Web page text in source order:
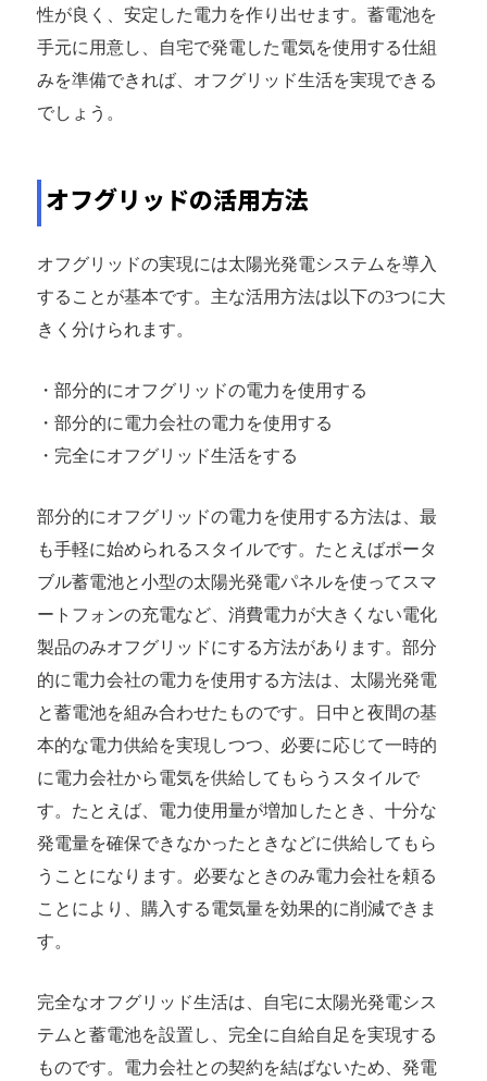
性が良く、安定した電力を作り出せます。蓄電池を
手元に用意し、自宅で発電した電気を使用する仕組
みを準備できれば、オフグリッド生活を実現できる
でしょう。
オフグリッドの活用方法
オフグリッドの実現には太陽光発電システムを導入
することが基本です。主な活用方法は以下の3つに大
きく分けられます。
・部分的にオフグリッドの電力を使用する
・部分的に電力会社の電力を使用する
・完全にオフグリッド生活をする
部分的にオフグリッドの電力を使用する方法は、最
も手軽に始められるスタイルです。たとえばポータ
ブル蓄電池と小型の太陽光発電パネルを使ってスマ
ートフォンの充電など、消費電力が大きくない電化
製品のみオフグリッドにする方法があります。部分
的に電力会社の電力を使用する方法は、太陽光発電
と蓄電池を組み合わせたものです。日中と夜間の基
本的な電力供給を実現しつつ、必要に応じて一時的
に電力会社から電気を供給してもらうスタイルで
す。たとえば、電力使用量が増加したとき、十分な
発電量を確保できなかったときなどに供給してもら
うことになります。必要なときのみ電力会社を頼る
ことにより、購入する電気量を効果的に削減できま
す。
完全なオフグリッド生活は、自宅に太陽光発電シス
テムと蓄電池を設置し、完全に自給自足を実現する
ものです。電力会社との契約を結ばないため、発電